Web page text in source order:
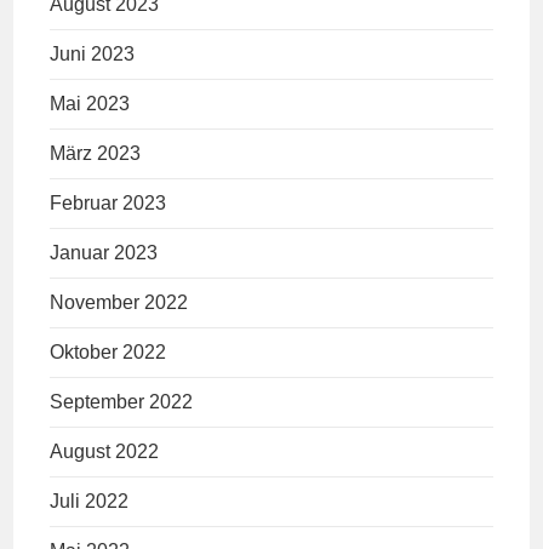
August 2023
Juni 2023
Mai 2023
März 2023
Februar 2023
Januar 2023
November 2022
Oktober 2022
September 2022
August 2022
Juli 2022